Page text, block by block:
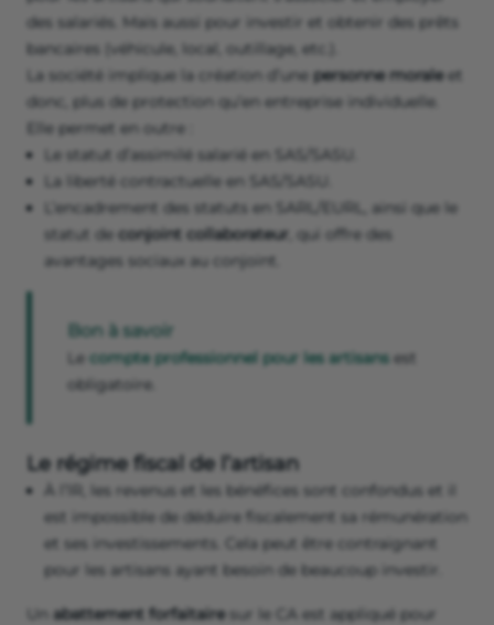
des salariés. Mais aussi pour investir et obtenir des prêts
bancaires (véhicule, local, outillage, etc.).
La société implique la création d’une personne moraleet
donc, plus de protection qu’en entreprise individuelle.
Elle permet en outre :
Le statut d’assimilé salarié en SAS/SASU.
La liberté contractuelle en SAS/SASU.
L’encadrement des statuts en SARL/EURL, ainsi que le
statut de conjoint collaborateur , qui offre des
avantages sociaux au conjoint.
Bon à savoir
Le compte professionnel pour les artisans est
obligatoire.
Le régime fiscal de l’artisan
À l’lR, les revenus et les bénéfices sont confondus et il
est impossible de déduire fiscalement sa rémunération
et ses investissements. Cela peut être contraignant
pour les artisans ayant besoin de beaucoup investir.
Un abattement forfaitaire sur le CA est appliqué pour